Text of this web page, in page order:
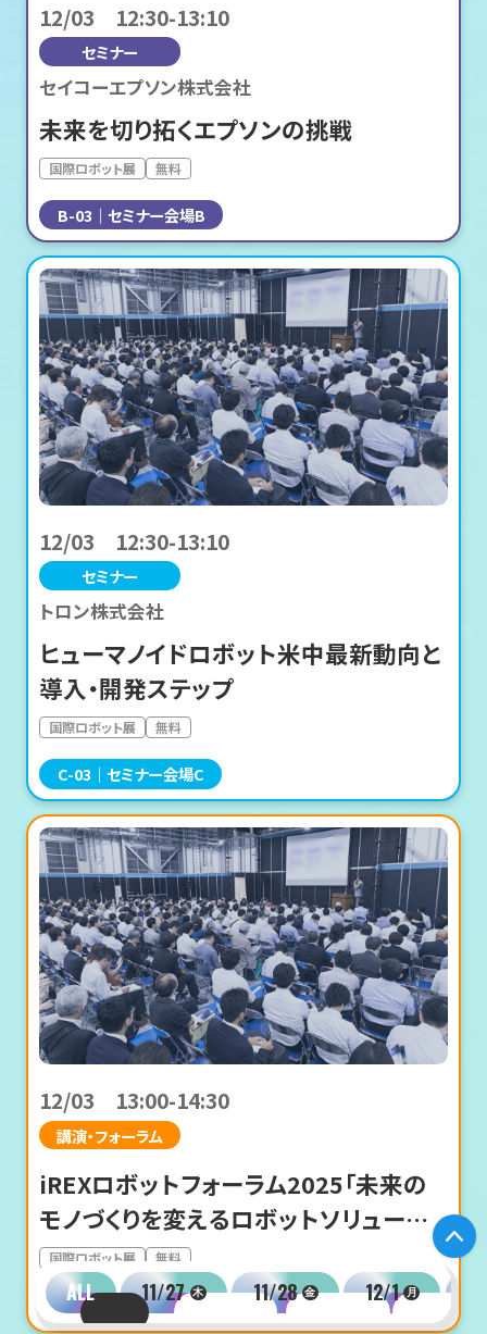
B-03 セミナー会場B
12/03 12:30-13:10
セミナー
セイコーエプソン株式会社
未来を切り拓くエプソンの挑戦
国際ロボット展 無料
C-03 セミナー会場C
12/03 12:30-13:10
セミナー
トロン株式会社
ヒューマノイドロボット米中最新動向と
導入・開発ステップ
国際ロボット展 無料
M-02 メインステージ（会議棟1FレセプションホールA）
12/03 13:00-14:30
講演・フォーラム
iREXロボットフォーラム2025「未来の
モノづくりを変えるロボットソリューショ
ン」
国際ロボット展 無料
ALL 11/27 木 11/28 金 12/1 月